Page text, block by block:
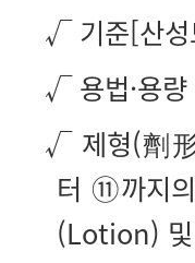
√ 기준[산성
√ 용법·용량
√ 제형(劑
터 ⑪까지
(Lotion) 및